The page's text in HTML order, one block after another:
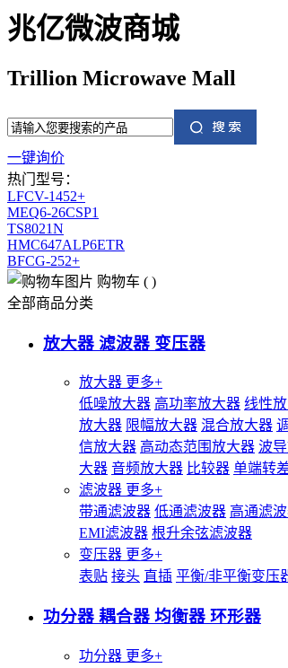
兆亿微波商城
Trillion Microwave Mall
一键询价
热门型号：
LFCV-1452+
MEQ6-26CSP1
TS8021N
HMC647ALP6ETR
BFCG-252+
购物车 ( )
全部商品分类
放大器 滤波器 变压器
放大器 更多+
低噪放大器 高功率放大器 线性
放大器 限幅放大器 混合放大器
信放大器 高动态范围放大器 波
大器 音频放大器 比较器 单端转
滤波器 更多+
带通滤波器 低通滤波器 高通滤
EMI滤波器 根升余弦滤波器
变压器 更多+
表贴 接头 直插 平衡/非平衡变压
功分器 耦合器 均衡器 环形器
功分器 更多+